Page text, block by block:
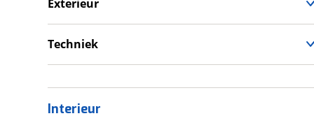
Exterieur
Luifel
Techniek
Interieur